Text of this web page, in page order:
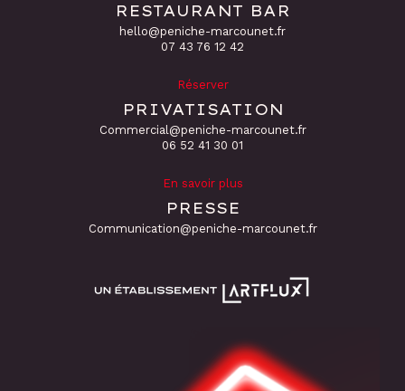
RESTAURANT BAR
hello@peniche-marcounet.fr
‭07 43 76 12 42
Réserver
PRIVATISATION
Commercial@peniche-marcounet.fr
06 52 41 30 01
En savoir plus
PRESSE
Communication@peniche-marcounet.fr